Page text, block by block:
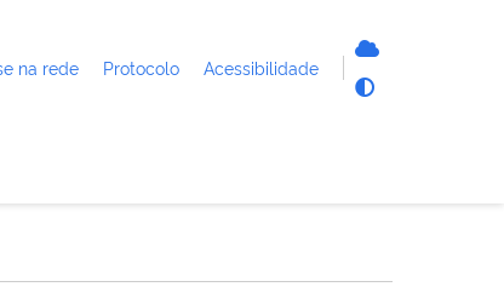
na rede Protocolo Acessibilidade